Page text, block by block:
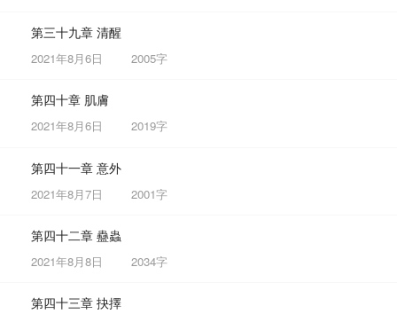
第三十九章 清醒
2021年8月6日 2005字
第四十章 肌膚
2021年8月6日 2019字
第四十一章 意外
2021年8月7日 2001字
第四十二章 蠱蟲
2021年8月8日 2034字
第四十三章 抉擇